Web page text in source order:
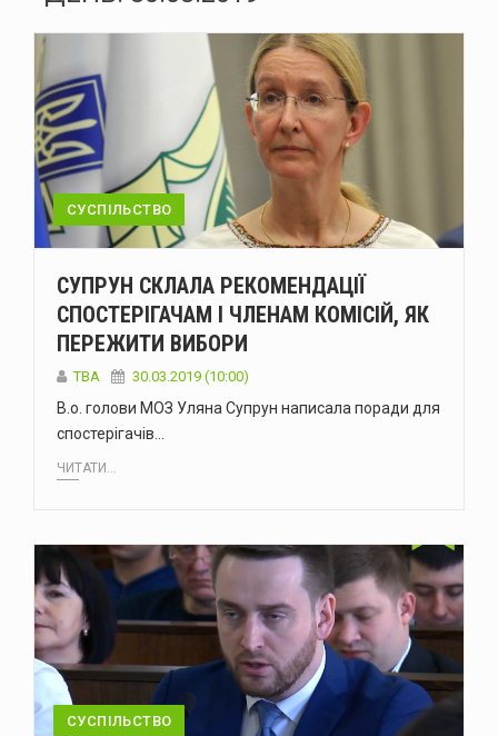
У Чернівцях п'яний водій Mercedes спричинив ДТП: у крові виявили 2,57 проміле алкоголю
У Чернівцях через аварію на Південно-Кільцевій майже на добу відключать воду у низці будинків
СУСПІЛЬСТВО
СУПРУН СКЛАЛА РЕКОМЕНДАЦІЇ
СПОСТЕРІГАЧАМ І ЧЛЕНАМ КОМІСІЙ, ЯК
ПЕРЕЖИТИ ВИБОРИ
TBA 30.03.2019 (10:00)
В.о. голови МОЗ Уляна Супрун написала поради для
спостерігачів…
ЧИТАТИ...
СУСПІЛЬСТВО